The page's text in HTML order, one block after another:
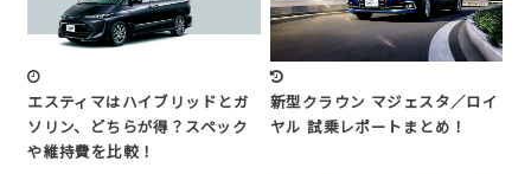
エスティマはハイブリッドとガ
ソリン、どちらが得？スペック
や維持費を比較！
新型クラウン マジェスタ／ロイ
ヤル 試乗レポートまとめ！